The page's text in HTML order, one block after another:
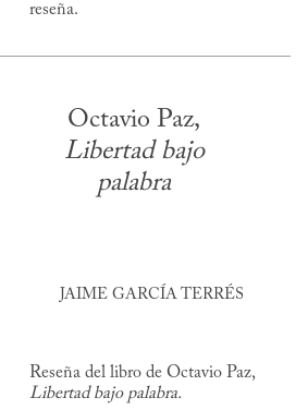
reseña.
Octavio Paz,
Libertad bajo
palabra
JAIME GARCÍA TERRÉS
Reseña del libro de Octavio Paz,
Libertad bajo palabra.